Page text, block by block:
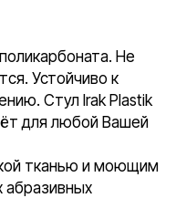
Не
Устойчиво к
Стул Irak Plastik
для любой Вашей
тканью и моющим